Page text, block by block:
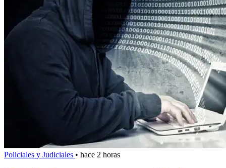
Policiales y Judiciales • hace 2 horas